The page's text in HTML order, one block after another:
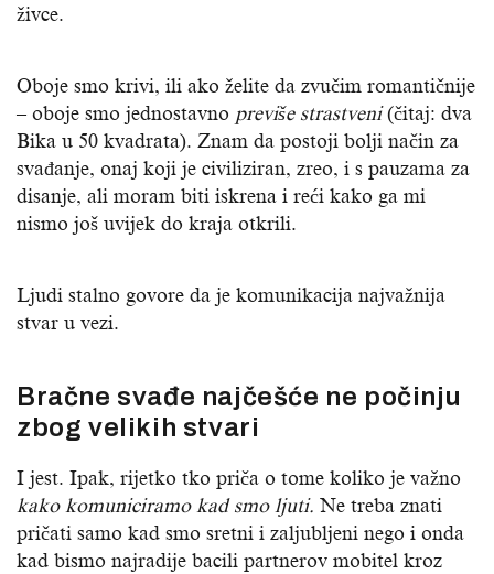
živce.
Oboje smo krivi, ili ako želite da zvučim romantičnije
– oboje smo jednostavno previše strastveni(čitaj: dva
Bika u 50 kvadrata). Znam da postoji bolji način za
svađanje, onaj koji je civiliziran, zreo, i s pauzama za
disanje, ali moram biti iskrena i reći kako ga mi
nismo još uvijek do kraja otkrili.
Ljudi stalno govore da je komunikacija najvažnija
stvar u vezi.
Bračne svađe najčešće ne počinju
zbog velikih stvari
I jest. Ipak, rijetko tko priča o tome koliko je važno
kako komuniciramo kad smo ljuti. Ne treba znati
pričati samo kad smo sretni i zaljubljeni nego i onda
kad bismo najradije bacili partnerov mobitel kroz